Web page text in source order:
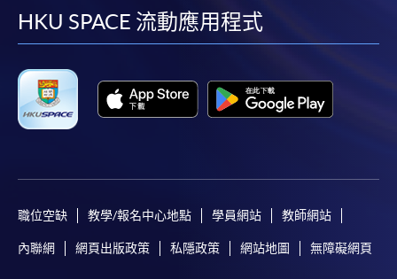
會保證下列各項：資訊並無侵犯版權，資訊可安全使用、資訊
準確、資訊適合任何目的、資訊不含電腦病毒等。
本學院（包括其僱員及附屬機構）對你在網上付款而由下列原
因所導致的任何損失，一概不負責；上述原因包括：（1）由
付款銀行或獨立商戶因為付款的網關在處理付款的信用卡、付
（3）付款的網關在完成網上付款時出現的故障、失靈、或失
因，包括未獲授權進入、資料傳送的改動、任何非法行為等。
facebook
youtube
linkedin
HKU SPACE 流動應用程式
職位空缺 教學/報名中心地點 學員網站 教師網站
內聯網 網頁出版政策 私隱政策 網站地圖 無障礙網頁